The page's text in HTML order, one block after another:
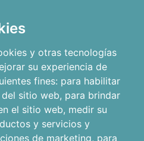
y otras tecnologías
su experiencia de
fines: para habilitar
sitio web, para brindar
el sitio web, medir su
y servicios y
de marketing, para